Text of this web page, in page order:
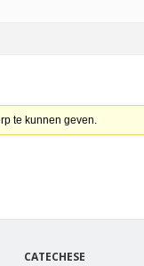
te kunnen geven.
CATECHESE